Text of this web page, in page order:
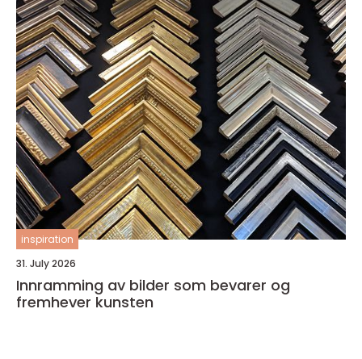
inspiration
31. July 2026
Innramming av bilder som bevarer og
fremhever kunsten